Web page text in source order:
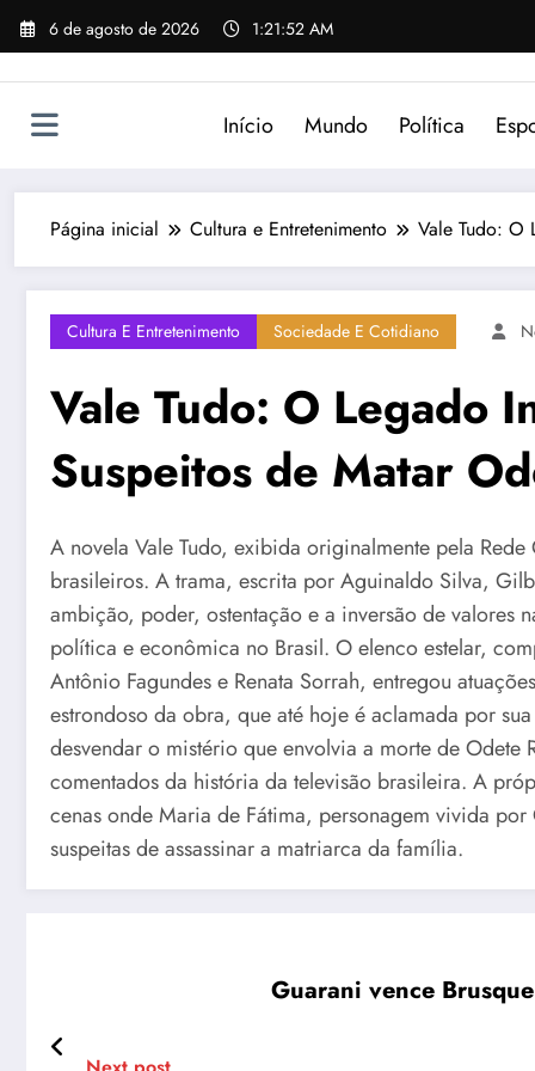
Pular
para
6 de agosto de 2026 1:21:52 AM
Início Mundo Política
Página inicial Cultura e Entretenimento Vale Tudo: O
Cultura E Entretenimento Sociedade E Cotidiano
Vale Tudo: O Legado
Suspeitos de Matar
A novela Vale Tudo, exibida originalmente pela
brasileiros. A trama, escrita por Aguinaldo Silva,
ambição, poder, ostentação e a inversão de valores
política e econômica no Brasil. O elenco estelar,
Antônio Fagundes e Renata Sorrah, entregou
estrondoso da obra, que até hoje é aclamada por
desvendar o mistério que envolvia a morte de Odete
comentados da história da televisão brasileira. A
cenas onde Maria de Fátima, personagem vivida
suspeitas de assassinar a matriarca da família.
Guarani vence